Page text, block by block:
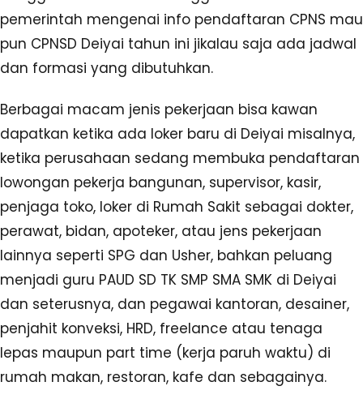
pemerintah mengenai info pendaftaran CPNS mau
pun CPNSD Deiyai tahun ini jikalau saja ada jadwal
dan formasi yang dibutuhkan.
Berbagai macam jenis pekerjaan bisa kawan
dapatkan ketika ada loker baru di Deiyai misalnya,
ketika perusahaan sedang membuka pendaftaran
lowongan pekerja bangunan, supervisor, kasir,
penjaga toko, loker di Rumah Sakit sebagai dokter,
perawat, bidan, apoteker, atau jens pekerjaan
lainnya seperti SPG dan Usher, bahkan peluang
menjadi guru PAUD SD TK SMP SMA SMK di Deiyai
dan seterusnya, dan pegawai kantoran, desainer,
penjahit konveksi, HRD, freelance atau tenaga
lepas maupun part time (kerja paruh waktu) di
rumah makan, restoran, kafe dan sebagainya.